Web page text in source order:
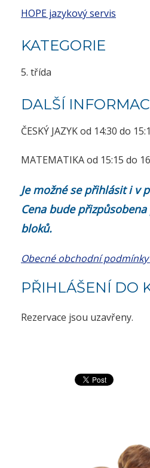
HOPE jazykový servis
KATEGORIE
5. třída
DALŠÍ
ČESKÝ JAZYK od 14:30 do
MATEMATIKA od 15:15 do
Je možné se přihlásit i v
Cena bude
bloků.
Obecné obchodní
PŘIHLÁŠENÍ DO
Rezervace jsou uzavřeny.